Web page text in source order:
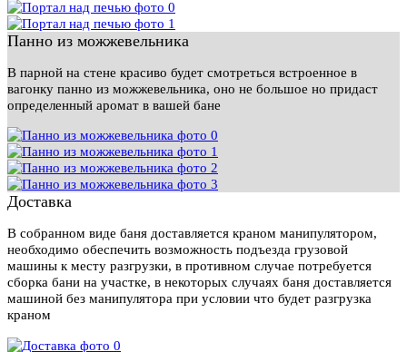
Панно из можжевельника
В парной на стене красиво будет смотреться встроенное в
вагонку панно из можжевельника, оно не большое но придаст
определенный аромат в вашей бане
Доставка
В собранном виде баня доставляется краном манипулятором,
необходимо обеспечить возможность подъезда грузовой
машины к месту разгрузки, в противном случае потребуется
сборка бани на участке, в некоторых случаях баня доставляется
машиной без манипулятора при условии что будет разгрузка
краном